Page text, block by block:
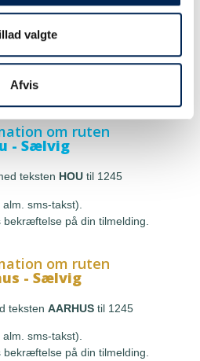
valgte
Afvis
om ruten
- Sælvig
teksten HOU til 1245
sms-takst).
på din tilmelding.
om ruten
- Sælvig
teksten AARHUS til 1245
alm. sms-takst).
bekræftelse på din tilmelding.